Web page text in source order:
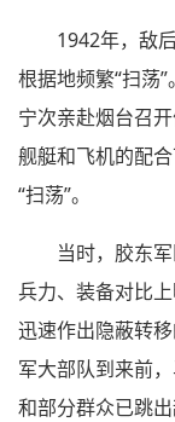
1942年，敌
根据地频繁“扫荡
宁次亲赴烟台召
舰艇和飞机的配
“扫荡”。
当时，胶东
兵力、装备对比
迅速作出隐蔽转
军大部队到来前
和部分群众已跳